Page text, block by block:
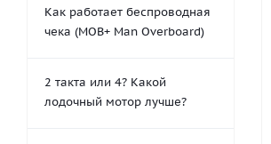
Как работает беспроводная
чека (MOB+ Man Overboard)
2 такта или 4? Какой
лодочный мотор лучше?